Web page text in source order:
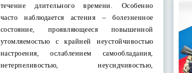
течение длительного времени. Особенно
часто наблюдается астения – болезненное
состояние, проявляющееся повышенной
утомляемостью с крайней неустойчивостью
настроения, ослаблением самообладания,
нетерпеливостью, неусидчивостью,